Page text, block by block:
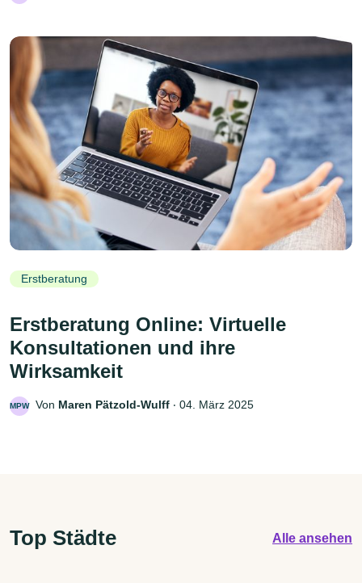
Erstberatung
Erstberatung Online: Virtuelle
Konsultationen und ihre
Wirksamkeit
MPW Von Maren Pätzold-Wulff ‧ 04. März 2025
Top Städte Alle ansehen